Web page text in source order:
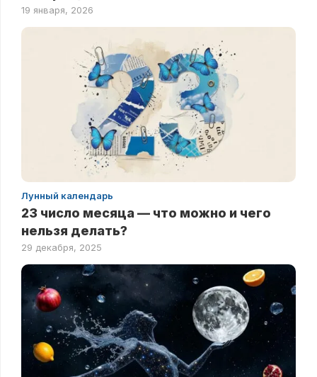
19 января, 2026
Лунный календарь
23 число месяца — что можно и чего
нельзя делать?
29 декабря, 2025